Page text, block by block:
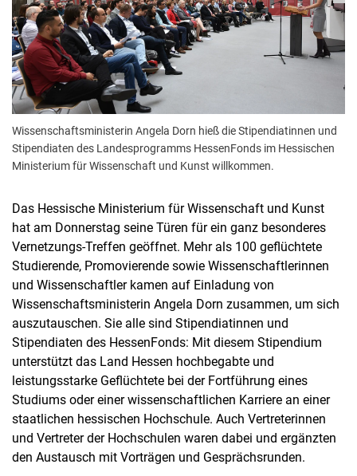
Wissenschaftsministerin Angela Dorn hieß die Stipendiatinnen und
Stipendiaten des Landesprogramms HessenFonds im Hessischen
Ministerium für Wissenschaft und Kunst willkommen.
Das Hessische Ministerium für Wissenschaft und Kunst
hat am Donnerstag seine Türen für ein ganz besonderes
Vernetzungs-Treffen geöffnet. Mehr als 100 geflüchtete
Studierende, Promovierende sowie Wissenschaftlerinnen
und Wissenschaftler kamen auf Einladung von
Wissenschaftsministerin Angela Dorn zusammen, um sich
auszutauschen. Sie alle sind Stipendiatinnen und
Stipendiaten des HessenFonds: Mit diesem Stipendium
unterstützt das Land Hessen hochbegabte und
leistungsstarke Geflüchtete bei der Fortführung eines
Studiums oder einer wissenschaftlichen Karriere an einer
staatlichen hessischen Hochschule. Auch Vertreterinnen
und Vertreter der Hochschulen waren dabei und ergänzten
den Austausch mit Vorträgen und Gesprächsrunden.